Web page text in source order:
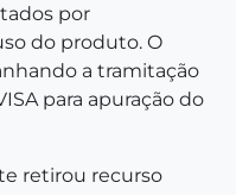
por
do produto. O
a tramitação
para apuração do
retirou recurso